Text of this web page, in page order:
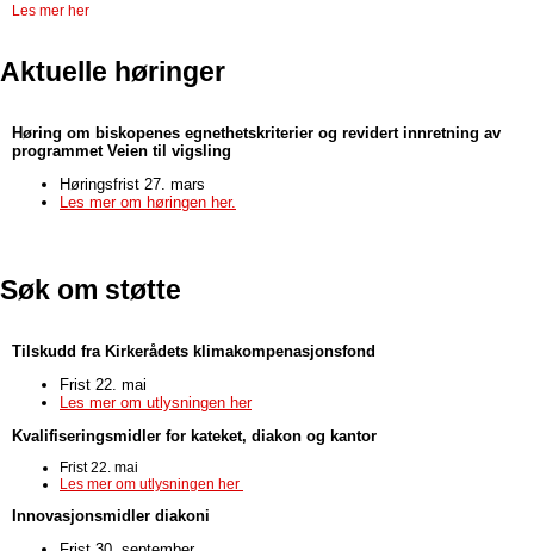
Les mer her
Aktuelle høringer
Høring om biskopenes egnethetskriterier og revidert innretning av
programmet Veien til vigsling
Høringsfrist 27. mars
Les mer om høringen her.
Søk om støtte
Tilskudd fra Kirkerådets klimakompenasjonsfond
Frist 22. mai
Les mer om utlysningen her
Kvalifiseringsmidler for kateket, diakon og kantor
Frist 22. mai
Les mer om utlysningen her
Innovasjonsmidler diakoni